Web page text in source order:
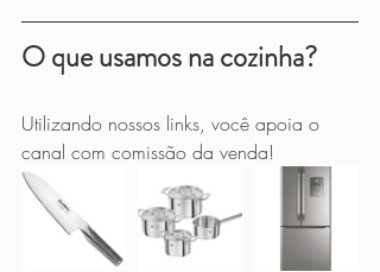
O que usamos na cozinha?
Utilizando nossos links, você apoia o
canal com comissão da venda!